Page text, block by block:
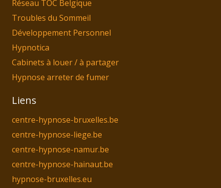
Réseau TOC Belgique
Troubles du Sommeil
Développement Personnel
Hypnotica
Cabinets à louer / à partager
Hypnose arreter de fumer
Liens
centre-hypnose-bruxelles.be
centre-hypnose-liege.be
centre-hypnose-namur.be
centre-hypnose-hainaut.be
hypnose-bruxelles.eu